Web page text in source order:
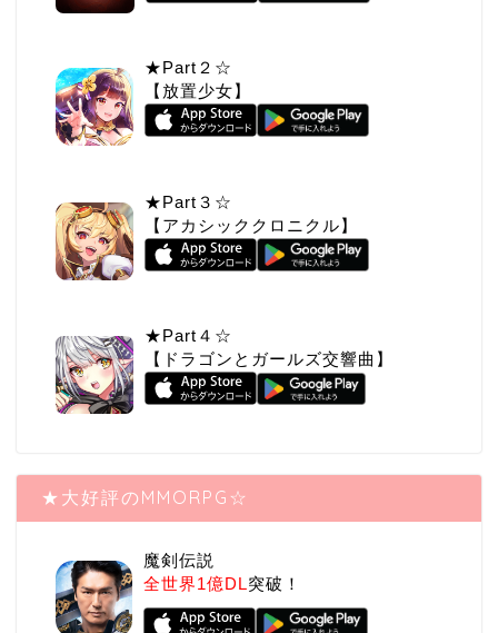
★Part２☆
【放置少女】
★Part３☆
【アカシッククロニクル】
★Part４☆
【ドラゴンとガールズ交響曲】
★大好評のMMORPG☆
魔剣伝説
全世界1億DL突破！